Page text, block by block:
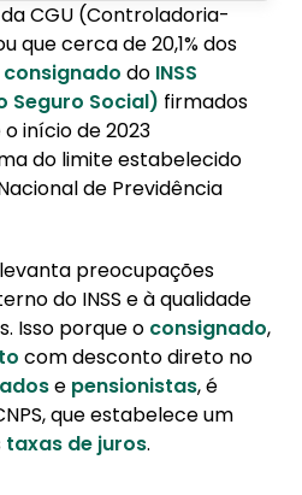
no controle interno do
de juros de
do empréstimo
CGU (Controladoria-
que cerca de 20,1% dos
do INSS
Seguro Social) firmados
início de 2023
do limite estabelecido
de Previdência
preocupações
do INSS e à qualidade
Isso porque o consignado,
com desconto direto no
e pensionistas, é
que estabelece um
taxas de juros.